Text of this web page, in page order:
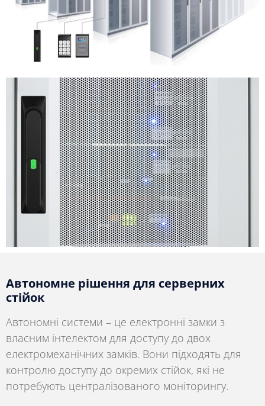
Автономне рішення для серверних
стійок
Автономні системи – це електронні замки з
власним інтелектом для доступу до двох
електромеханічних замків. Вони підходять для
контролю доступу до окремих стійок, які не
потребують централізованого моніторингу.